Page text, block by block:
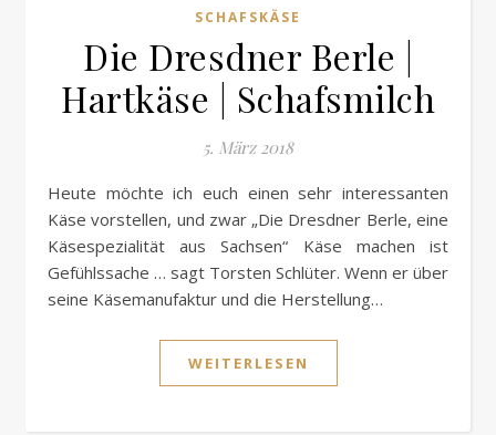
SCHAFSKÄSE
Die Dresdner Berle |
Hartkäse | Schafsmilch
5. März 2018
Heute möchte ich euch einen sehr interessanten
Käse vorstellen, und zwar „Die Dresdner Berle, eine
Käsespezialität aus Sachsen“ Käse machen ist
Gefühlssache … sagt Torsten Schlüter. Wenn er über
seine Käsemanufaktur und die Herstellung…
WEITERLESEN